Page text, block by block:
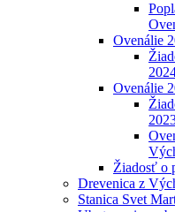
Ovenálie
Ovenálie
Žiadosť o
Drevenica z
Stanica Svet